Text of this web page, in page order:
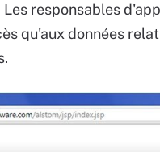
responsables
qu'aux données